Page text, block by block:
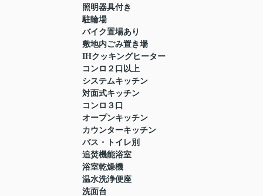
照明器具付き
駐輪場
バイク置場あり
敷地内ごみ置き場
IHクッキングヒーター
コンロ２口以上
システムキッチン
対面式キッチン
コンロ３口
オープンキッチン
カウンターキッチン
バス・トイレ別
追焚機能浴室
浴室乾燥機
温水洗浄便座
洗面台